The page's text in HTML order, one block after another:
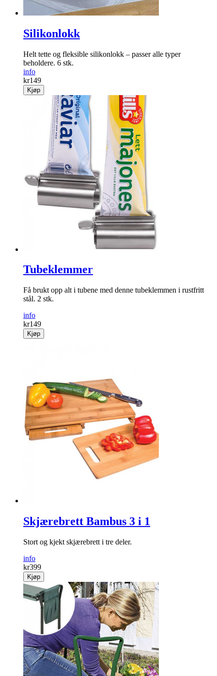
Silikonlokk
Helt tette og fleksible silikonlokk – passer alle typer
beholdere. 6 stk.
info
kr149
Kjøp
Tubeklemmer
Få brukt opp alt i tubene med denne tubeklemmen i rustfritt
stål. 2 stk.
info
kr149
Kjøp
Skjærebrett Bambus 3 i 1
Stort og kjekt skjærebrett i tre deler.
info
kr399
Kjøp